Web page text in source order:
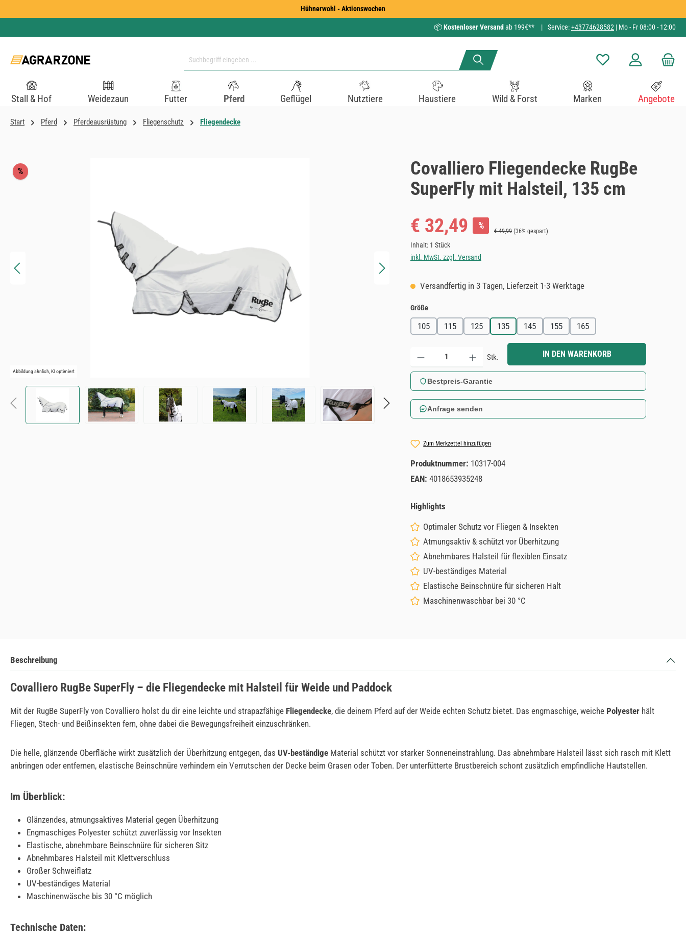
Hühnerwohl - Aktionswochen
📦Kostenloser Versand ab 199€** | Service:+43774628582 | Mo - Fr 08:00 - 12:00
Du hast 0 Produkte auf
Stall & Hof Weidezaun Futter Pferd Geflügel Nutztiere Haustiere Wild & Forst Marken Angebote
Start Pferd Pferdeausrüstung Fliegenschutz Fliegendecke
Bildergalerie überspringen
%Rabatt
Abbildung ähnlich, KI optimiert
Covalliero Fliegendecke RugBe
SuperFly mit Halsteil, 135 cm
Verkaufspreis:
€ 32,49 % Regulärer Preis:
€ 49,99 (36% gespart)
Inhalt: 1 Stück
inkl. MwSt. zzgl. Versand
Versandfertig in 3 Tagen, Lieferzeit 1-3 Werktage
Größeauswählen
105 115 125 135 145 155 165
Produkt Anzahl: Gib den gewünschten Wert ein oder benutze die Schaltflächen um die Anzahl zu
Stk. IN DEN WARENKORB
Bestpreis-Garantie
Anfrage senden
Zum Merkzettel hinzufügen
Produktnummer: 10317-004
EAN: 4018653935248
Highlights
Optimaler Schutz vor Fliegen & Insekten
Atmungsaktiv & schützt vor Überhitzung
Abnehmbares Halsteil für flexiblen Einsatz
UV-beständiges Material
Elastische Beinschnüre für sicheren Halt
Maschinenwaschbar bei 30 °C
Beschreibung
Covalliero RugBe SuperFly – die Fliegendecke mit Halsteil für Weide und Paddock
Mit der RugBe SuperFly von Covalliero holst du dir eine leichte und strapazfähige Fliegendecke, die deinem Pferd auf der Weide echten Schutz bietet. Das engmaschige, weiche Polyester hält
Fliegen, Stech- und Beißinsekten fern, ohne dabei die Bewegungsfreiheit einzuschränken.
Die helle, glänzende Oberfläche wirkt zusätzlich der Überhitzung entgegen, das UV-beständige Material schützt vor starker Sonneneinstrahlung. Das abnehmbare Halsteil lässt sich rasch mit Klett
anbringen oder entfernen, elastische Beinschnüre verhindern ein Verrutschen der Decke beim Grasen oder Toben. Der unterfütterte Brustbereich schont zusätzlich empfindliche Hautstellen.
Im Überblick:
Glänzendes, atmungsaktives Material gegen Überhitzung
Engmaschiges Polyester schützt zuverlässig vor Insekten
Elastische, abnehmbare Beinschnüre für sicheren Sitz
Abnehmbares Halsteil mit Klettverschluss
Großer Schweiflatz
UV-beständiges Material
Maschinenwäsche bis 30 °C möglich
Technische Daten: